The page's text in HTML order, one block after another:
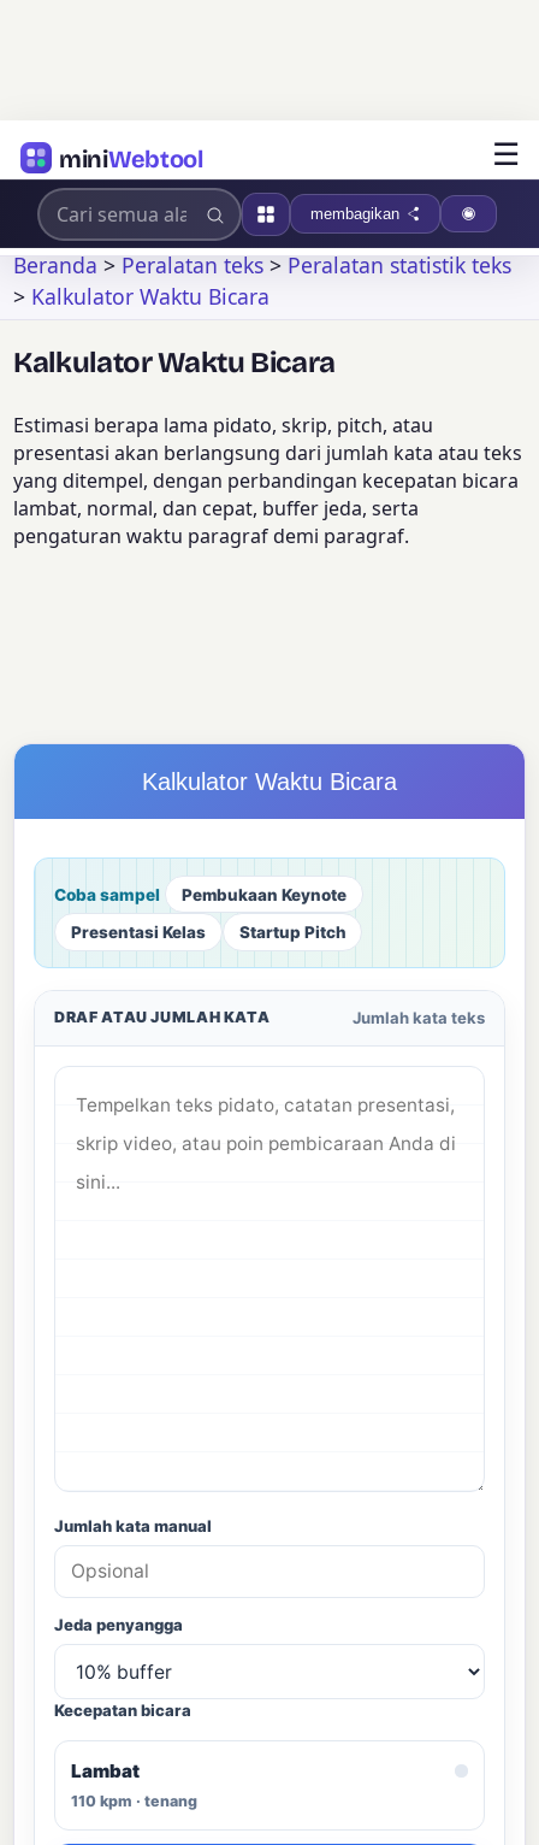
miniWebtool ☰
membagikan
Beranda>Peralatan teks>Peralatan statistik teks
> Kalkulator Waktu Bicara
Kalkulator Waktu Bicara
Estimasi berapa lama pidato, skrip, pitch, atau
presentasi akan berlangsung dari jumlah kata atau teks
yang ditempel, dengan perbandingan kecepatan bicara
lambat, normal, dan cepat, buffer jeda, serta
pengaturan waktu paragraf demi paragraf.
Kalkulator Waktu Bicara
Coba sampel
Pembukaan Keynote
Presentasi Kelas
Startup Pitch
DRAF ATAU JUMLAH KATA Jumlah kata teks
Jumlah kata manual
Jeda penyangga
Kecepatan bicara
Lambat
110 kpm · tenang